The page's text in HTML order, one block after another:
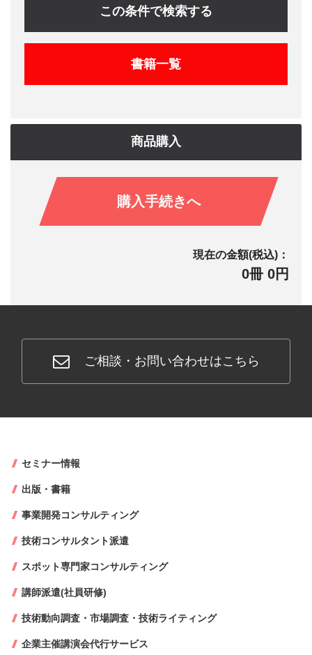
この条件で検索する
書籍一覧
商品購入
購入手続きへ
現在の金額(税込)：
0冊 0円
ご相談・お問い合わせはこちら
セミナー情報
出版・書籍
事業開発コンサルティング
技術コンサルタント派遣
スポット専門家コンサルティング
講師派遣(社員研修)
技術動向調査・市場調査・技術ライティング
企業主催講演会代行サービス